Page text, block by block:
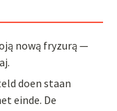
nową fryzurą —
doen staan
einde. De